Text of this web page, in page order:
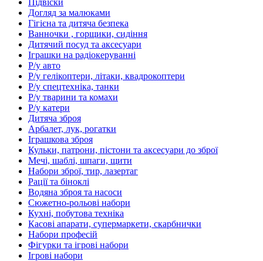
Підвіски
Догляд за малюками
Гігієна та дитяча безпека
Ванночки , горщики, сидіння
Дитячий посуд та аксесуари
Іграшки на радіокеруванні
Р/у авто
Р/у гелікоптери, літаки, квадрокоптери
Р/у спецтехніка, танки
Р/у тварини та комахи
Р/у катери
Дитяча зброя
Арбалет, лук, рогатки
Іграшкова зброя
Кульки, патрони, пістони та аксесуари до зброї
Мечі, шаблі, шпаги, щити
Набори зброї, тир, лазертаг
Рації та біноклі
Водяна зброя та насоси
Сюжетно-рольові набори
Кухні, побутова техніка
Касові апарати, супермаркети, скарбнички
Набори професій
Фігурки та ігрові набори
Ігрові набори